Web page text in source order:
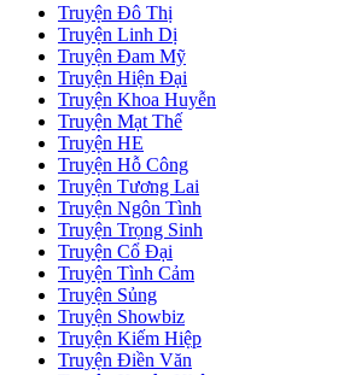
Truyện Đô Thị
Truyện Linh Dị
Truyện Đam Mỹ
Truyện Hiện Đại
Truyện Khoa Huyễn
Truyện Mạt Thế
Truyện HE
Truyện Hỗ Công
Truyện Tương Lai
Truyện Ngôn Tình
Truyện Trọng Sinh
Truyện Cổ Đại
Truyện Tình Cảm
Truyện Sủng
Truyện Showbiz
Truyện Kiếm Hiệp
Truyện Điền Văn